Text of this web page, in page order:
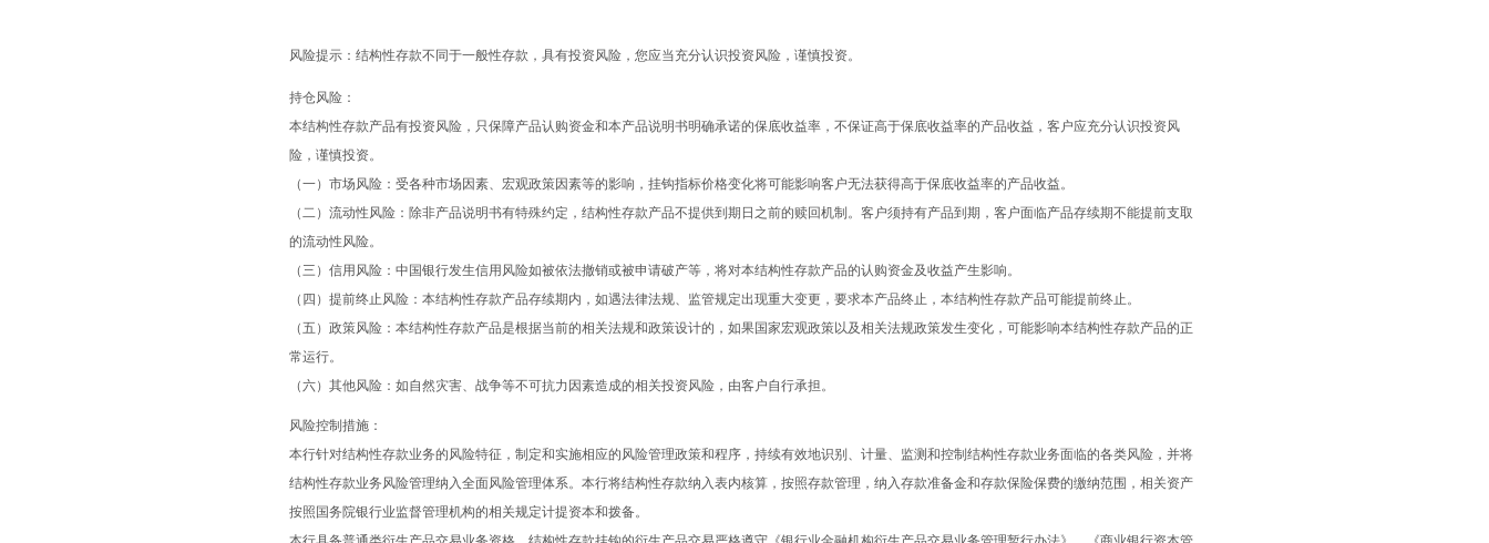
风险提示：结构性存款不同于一般性存款，具有投资风险，您应当充分认识投资风险，谨慎投资。
持仓风险：
本结构性存款产品有投资风险，只保障产品认购资金和本产品说明书明确承诺的保底收益率，不保证高于保底收益率的产品收益，客户应充分认识投资风
险，谨慎投资。
（一）市场风险：受各种市场因素、宏观政策因素等的影响，挂钩指标价格变化将可能影响客户无法获得高于保底收益率的产品收益。
（二）流动性风险：除非产品说明书有特殊约定，结构性存款产品不提供到期日之前的赎回机制。客户须持有产品到期，客户面临产品存续期不能提前支取
的流动性风险。
（三）信用风险：中国银行发生信用风险如被依法撤销或被申请破产等，将对本结构性存款产品的认购资金及收益产生影响。
（四）提前终止风险：本结构性存款产品存续期内，如遇法律法规、监管规定出现重大变更，要求本产品终止，本结构性存款产品可能提前终止。
（五）政策风险：本结构性存款产品是根据当前的相关法规和政策设计的，如果国家宏观政策以及相关法规政策发生变化，可能影响本结构性存款产品的正
常运行。
（六）其他风险：如自然灾害、战争等不可抗力因素造成的相关投资风险，由客户自行承担。
风险控制措施：
本行针对结构性存款业务的风险特征，制定和实施相应的风险管理政策和程序，持续有效地识别、计量、监测和控制结构性存款业务面临的各类风险，并将
结构性存款业务风险管理纳入全面风险管理体系。本行将结构性存款纳入表内核算，按照存款管理，纳入存款准备金和存款保险保费的缴纳范围，相关资产
按照国务院银行业监督管理机构的相关规定计提资本和拨备。